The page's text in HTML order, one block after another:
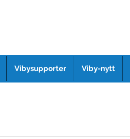
Vibysupporter Viby-nytt